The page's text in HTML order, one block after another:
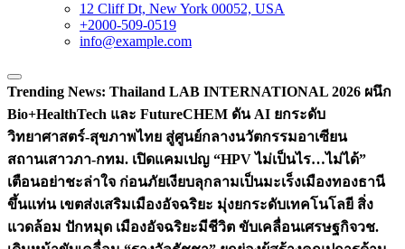
12 Cliff Dt, New York 00052, USA
+2000-509-0519
info@example.com
Trending News: Thailand LAB INTERNATIONAL 2026 ผนึก
Bio+HealthTech และ FutureCHEM ดัน AI ยกระดับ
วิทยาศาสตร์-สุขภาพไทย สู่ศูนย์กลางนวัตกรรมอาเซียน
สถานเสาวภา-กทม. เปิดแคมเปญ “HPV ไม่เป็นไร…ไม่ได้”
เตือนอย่าชะล่าใจ ก่อนภัยเงียบลุกลามเป็นมะเร็งเมืองทองธานี
ขึ้นแท่น เขตส่งเสริมเมืองอัจฉริยะ มุ่งยกระดับเทคโนโลยี สิ่ง
แวดล้อม ปักหมุด เมืองอัจฉริยะมีชีวิต ขับเคลื่อนเศรษฐกิจวช.